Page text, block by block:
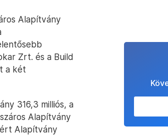
Alapítvány
Zrt. és a Build
a két
316,3 milliós, a
Alapítvány
Alapítvány